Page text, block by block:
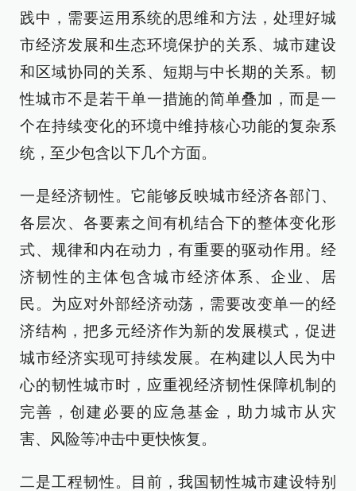
践中，需要运用系统的思维和方法，处理好城
市经济发展和生态环境保护的关系、城市建设
和区域协同的关系、短期与中长期的关系。韧
性城市不是若干单一措施的简单叠加，而是一
个在持续变化的环境中维持核心功能的复杂系
统，至少包含以下几个方面。
一是经济韧性。它能够反映城市经济各部门、
各层次、各要素之间有机结合下的整体变化形
式、规律和内在动力，有重要的驱动作用。经
济韧性的主体包含城市经济体系、企业、居
民。为应对外部经济动荡，需要改变单一的经
济结构，把多元经济作为新的发展模式，促进
城市经济实现可持续发展。在构建以人民为中
心的韧性城市时，应重视经济韧性保障机制的
完善，创建必要的应急基金，助力城市从灾
害、风险等冲击中更快恢复。
二是工程韧性。目前，我国韧性城市建设特别